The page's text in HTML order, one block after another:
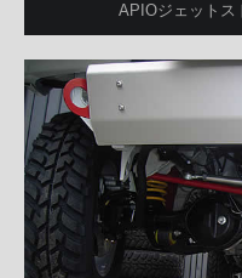
APIOジェットス